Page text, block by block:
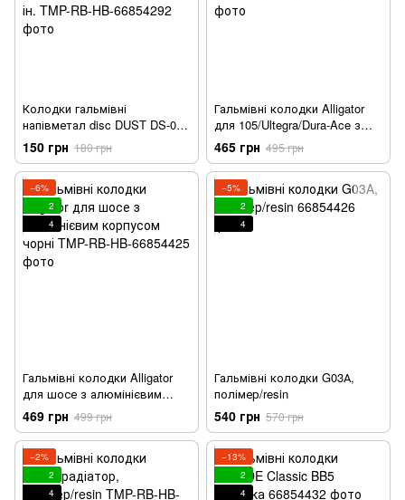
Колодки гальмівні
напівметал disc DUST DS-03S
Shimano
M985/988/785/666/675/615,
FSA K-Force DB-XC-9000 та ін.
150 грн 180 грн
Гальмівні колодки Alligator
для 105/Ultegra/Dura-Ace з
алюмінієвим корпусом чорні
465 грн 495 грн
−6%
2
4
Гальмівні колодки Alligator
для шосе з алюмінієвим
корпусом чорні
469 грн 499 грн
−5%
2
4
Гальмівні колодки G03А,
полімер/resin
540 грн 570 грн
−2%
2
4
−13%
2
4